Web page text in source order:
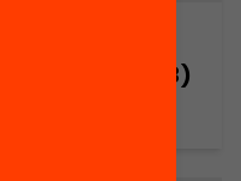
1978) (part 3)